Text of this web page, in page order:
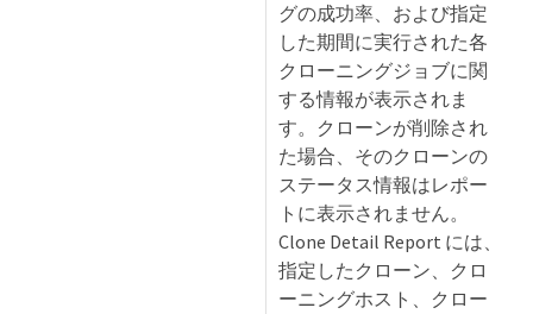
グの成功率、および指定
した期間に実行された各
クローニングジョブに関
する情報が表示されま
す。クローンが削除され
た場合、そのクローンの
ステータス情報はレポー
トに表示されません。
Clone Detail Report には、
指定したクローン、クロ
ーニングホスト、クロー